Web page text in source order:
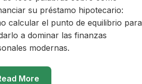
su préstamo hipotecario:
calcular el punto de equilibrio para
a dominar las finanzas
modernas.
More